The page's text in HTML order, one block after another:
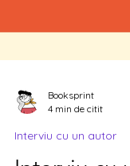
Booksprint